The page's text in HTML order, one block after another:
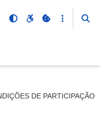
DE PARTICIPAÇÃO